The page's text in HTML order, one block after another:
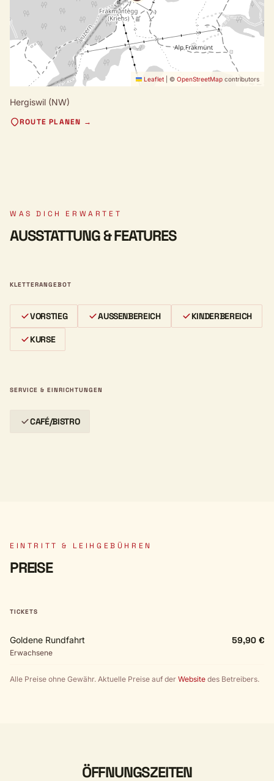
Leaflet © OpenStreetMap contributors
Hergiswil (NW)
ROUTE PLANEN →
WAS DICH ERWARTET
AUSSTATTUNG & FEATURES
KLETTERANGEBOT
VORSTIEG AUSSENBEREICH KINDERBEREICH
KURSE
SERVICE & EINRICHTUNGEN
CAFÉ/BISTRO
EINTRITT & LEIHGEBÜHREN
PREISE
TICKETS
Goldene Rundfahrt
Erwachsene
59,90 €
Alle Preise ohne Gewähr. Aktuelle Preise auf der Website des Betreibers.
ÖFFNUNGSZEITEN